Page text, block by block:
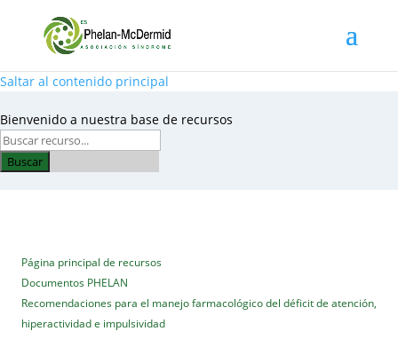
Saltar al contenido principal
Bienvenido a nuestra base de recursos
Buscar
Página principal de recursos
Documentos PHELAN
Recomendaciones para el manejo farmacológico del déficit de atención,
hiperactividad e impulsividad